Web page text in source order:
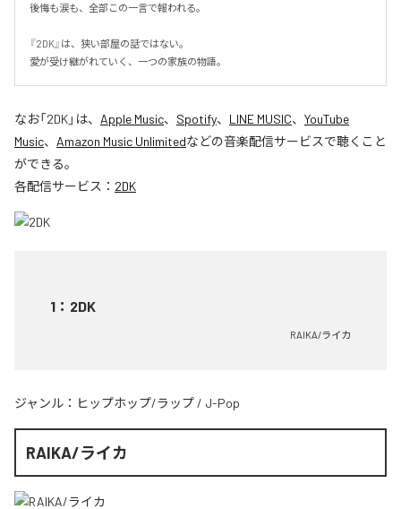
後悔も涙も、全部この一言で報われる。
『2DK』は、狭い部屋の話ではない。
愛が受け継がれていく、一つの家族の物語。
なお「2DK」は、 Apple Music、 Spotify、 LINE MUSIC、 YouTube
Music、 Amazon Music Unlimitedなどの音楽配信サービスで聴くこと
ができる。
各配信サービス： 2DK
1 ： 2DK
RAIKA/ライカ
ジャンル： ヒップホップ/ラップ / J-Pop
RAIKA/ライカ